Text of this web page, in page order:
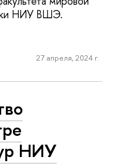
НИУ ВШЭ.
27 апреля, 2024 г.
НИУ